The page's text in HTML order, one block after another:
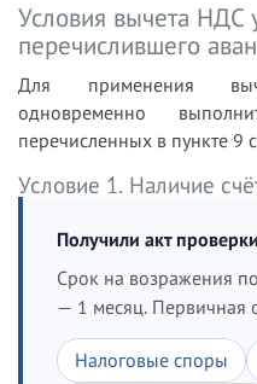
Условия вычета НДС
перечислившего
Для применения
одновременно
перечисленных в пункте 9
Условие 1. Наличие
Получили акт
Срок на возражения
— 1 месяц. Первичная
Налоговые споры